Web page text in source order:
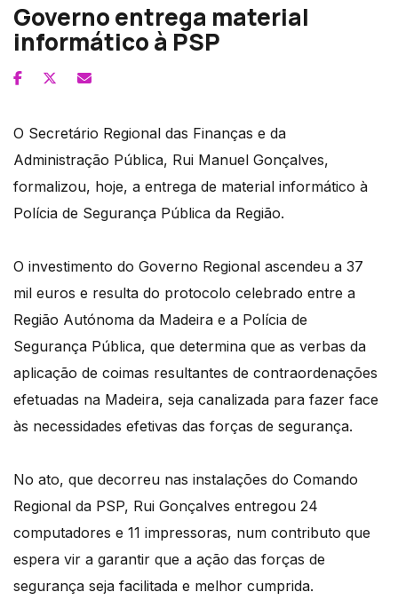
Governo entrega material
informático à PSP
O Secretário Regional das Finanças e da
Administração Pública, Rui Manuel Gonçalves,
formalizou, hoje, a entrega de material informático à
Polícia de Segurança Pública da Região.
O investimento do Governo Regional ascendeu a 37
mil euros e resulta do protocolo celebrado entre a
Região Autónoma da Madeira e a Polícia de
Segurança Pública, que determina que as verbas da
aplicação de coimas resultantes de contraordenações
efetuadas na Madeira, seja canalizada para fazer face
às necessidades efetivas das forças de segurança.
No ato, que decorreu nas instalações do Comando
Regional da PSP, Rui Gonçalves entregou 24
computadores e 11 impressoras, num contributo que
espera vir a garantir que a ação das forças de
segurança seja facilitada e melhor cumprida.